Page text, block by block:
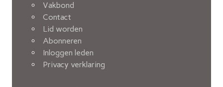
Vakbond
Contact
Lid worden
Abonneren
Inloggen leden
Privacy verklaring